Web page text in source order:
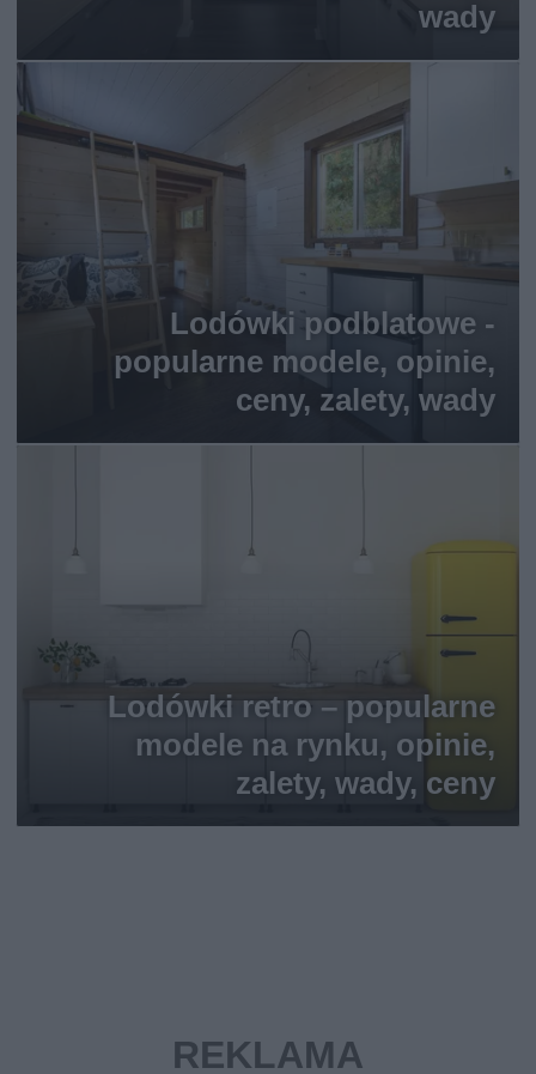
wady
Lodówki podblatowe -
popularne modele, opinie,
ceny, zalety, wady
Lodówki retro – popularne
modele na rynku, opinie,
zalety, wady, ceny